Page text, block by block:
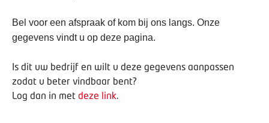
Bel voor een afspraak of kom bij ons langs. Onze
gegevens vindt u op deze pagina.
Is dit uw bedrijf en wilt u deze gegevens aanpassen
zodat u beter vindbaar bent?
Log dan in met deze link.